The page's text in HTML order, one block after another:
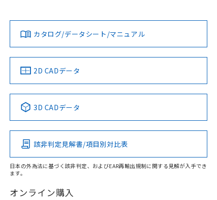
タイムチャート
以上、n: 40mm以上
検出領域
ダウンロードデータをご利用いただく前に、以下を必ずお読
みください。
ソフトウェアの使用条件
対応済み
中国 RoHS 注意事項・凡例
Pb Hg Cd Cr(VI)
O
在庫等で未対応品が混在する可能性があります。
LR型式承認
（イギリス
船舶規格）
DNV型式承認
（ノルウェー
BV型式承認
（フランス
KR型式
（韓国
No No No No
この製品の規格認証/適合状況ページへ
その他の認証はこちらのページからご検索ください
カタログ/データシート/マニュアル
2D CADデータ
3D CADデータ
該非判定見解書/項目別対比表
日本の外為法に基づく該非判定、およびEAR再輸出規制に関する見解が入手でき
ます。
オンライン購入